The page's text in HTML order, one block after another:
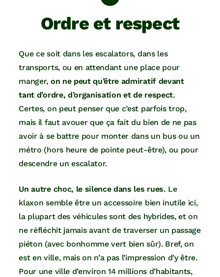
Ordre et respect
Que ce soit dans les escalators, dans les
transports, ou en attendant une place pour
manger, on ne peut qu’être admiratif devant
tant d’ordre, d’organisation et de respect.
Certes, on peut penser que c’est parfois trop,
mais il faut avouer que ça fait du bien de ne pas
avoir à se battre pour monter dans un bus ou un
métro (hors heure de pointe peut-être), ou pour
descendre un escalator.
Un autre choc, le silence dans les rues. Le
klaxon semble être un accessoire bien inutile ici,
la plupart des véhicules sont des hybrides, et on
ne réfléchit jamais avant de traverser un passage
piéton (avec bonhomme vert bien sûr). Bref, on
est en ville, mais on n’a pas l’impression d’y être.
Pour une ville d’environ 14 millions d’habitants,